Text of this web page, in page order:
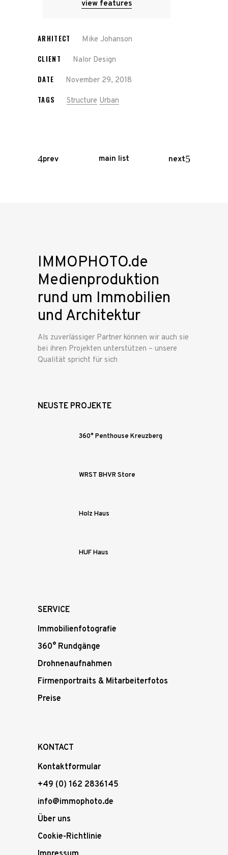
view features
ARHITECT Mike Johanson
CLIENT Nalor Design
DATE November 29, 2018
TAGS Structure Urban
prev main list next
IMMOPHOTO.de
Medienproduktion
rund um Immobilien
und Architektur
Als zuverlässiger Partner können wir auch sie
bei ihren Projekten unterstützen – unsere
Qualität spricht für sich
NEUSTE PROJEKTE
360° Penthouse Kreuzberg
WRST BHVR Store
Holz Haus
HUF Haus
SERVICE
Immobilienfotografie
360° Rundgänge
Drohnenaufnahmen
Firmenportraits & Mitarbeiterfotos
Preise
KONTACT
Kontaktformular
+49 (0) 162 2836145
info@immophoto.de
Über uns
Cookie-Richtlinie